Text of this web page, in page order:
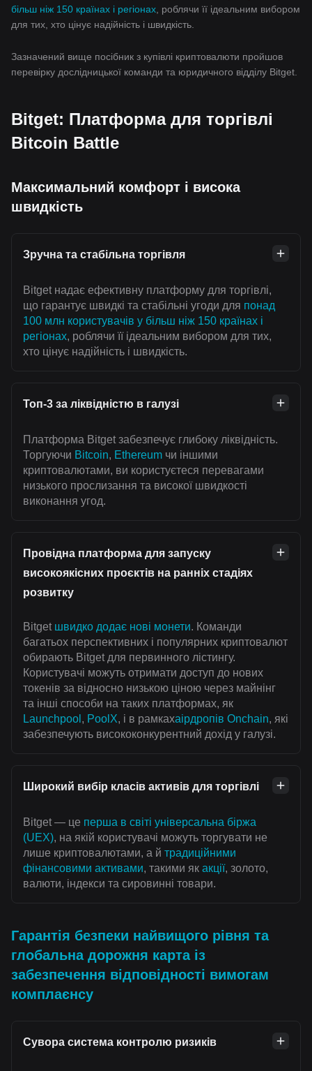
більш ніж 150 країнах і регіонах , роблячи її ідеальним вибором
для тих, хто цінує надійність і швидкість.
Зазначений вище посібник з купівлі криптовалюти пройшов
перевірку дослідницької команди та юридичного відділу Bitget.
Bitget: Платформа для торгівлі
Bitcoin Battle
Максимальний комфорт і висока
швидкість
Зручна та стабільна торгівля
Bitget надає ефективну платформу для торгівлі,
що гарантує швидкі та стабільні угоди для понад
100 млн користувачів у більш ніж 150 країнах і
регіонах, роблячи її ідеальним вибором для тих,
хто цінує надійність і швидкість.
Топ-3 за ліквідністю в галузі
Платформа Bitget забезпечує глибоку ліквідність.
Торгуючи Bitcoin, Ethereum чи іншими
криптовалютами, ви користуєтеся перевагами
низького прослизання та високої швидкості
виконання угод.
Провідна платформа для запуску
високоякісних проєктів на ранніх стадіях
розвитку
Bitget швидко додає нові монети. Команди
багатьох перспективних і популярних криптовалют
обирають Bitget для первинного лістингу.
Користувачі можуть отримати доступ до нових
токенів за відносно низькою ціною через майнінг
та інші способи на таких платформах, як
Launchpool , PoolX, і в рамкахаірдропів Onchain, які
забезпечують висококонкурентний дохід у галузі.
Широкий вибір класів активів для торгівлі
Bitget — це перша в світі універсальна біржа
(UEX), на якій користувачі можуть торгувати не
лише криптовалютами, а й традиційними
фінансовими активами, такими як акції, золото,
валюти, індекси та сировинні товари.
Гарантія безпеки найвищого рівня та
глобальна дорожня карта із
забезпечення відповідності вимогам
комплаєнсу
Сувора система контролю ризиків